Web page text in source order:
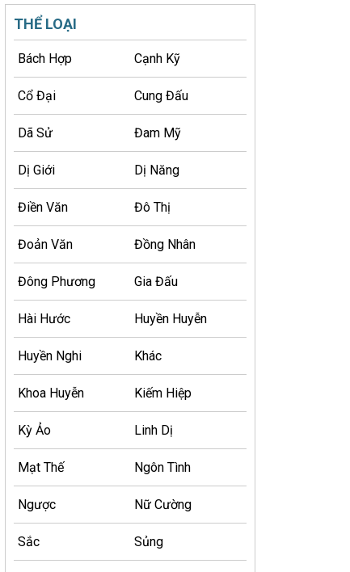
THỂ LOẠI
Bách Hợp Cạnh Kỹ
Cổ Đại Cung Đấu
Dã Sử Đam Mỹ
Dị Giới Dị Năng
Điền Văn Đô Thị
Đoản Văn Đồng Nhân
Đông Phương Gia Đấu
Hài Hước Huyền Huyễn
Huyền Nghi Khác
Khoa Huyễn Kiếm Hiệp
Kỳ Ảo Linh Dị
Mạt Thế Ngôn Tình
Ngược Nữ Cường
Sắc Sủng